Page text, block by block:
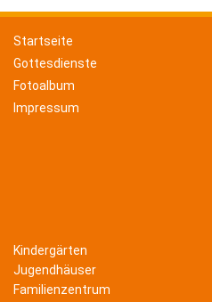
Startseite
Gottesdienste
Fotoalbum
Impressum
Kindergärten
Jugendhäuser
Familienzentrum